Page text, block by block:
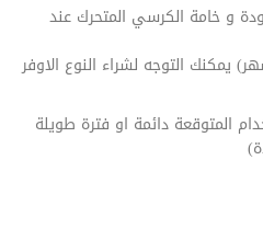
و خامة الكرسي المتحرك عند
المؤقتة (اقل من 6 اشهر) يمكنك التوجه لشراء النوع الاوفر
المتوقعة دائمة او فترة طويلة